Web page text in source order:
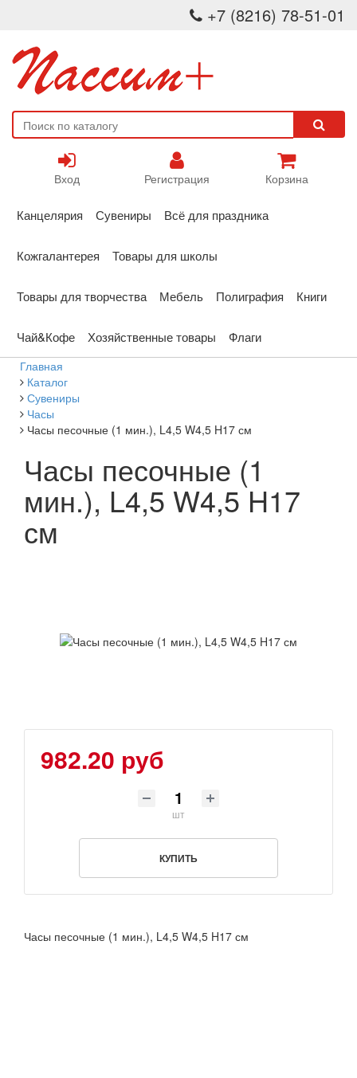
+7 (8216) 78-51-01
Вход Регистрация Корзина
Канцелярия Сувениры Всё для праздника
Кожгалантерея Товары для школы
Товары для творчества Мебель Полиграфия Книги
Чай&Кофе Хозяйственные товары Флаги
Главная
Каталог
Сувениры
Часы
Часы песочные (1 мин.), L4,5 W4,5 H17 см
Часы песочные (1
мин.), L4,5 W4,5 H17
см
982.20 руб
шт
КУПИТЬ
Часы песочные (1 мин.), L4,5 W4,5 H17 см